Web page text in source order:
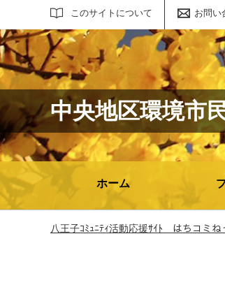
このサイトについて お問い
サイト内検索
中央地区環境市
ホーム
八王子ｺﾐｭﾆﾃｨ活動応援ｻｲﾄ はちコミね